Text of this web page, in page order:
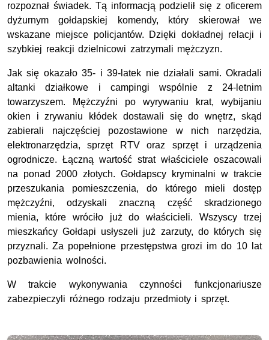
rozpoznał świadek. Tą informacją podzielił się z oficerem
dyżurnym gołdapskiej komendy, który skierował we
wskazane miejsce policjantów. Dzięki dokładnej relacji i
szybkiej reakcji dzielnicowi zatrzymali mężczyzn.
Jak się okazało 35- i 39-latek nie działali sami. Okradali
altanki działkowe i campingi wspólnie z 24-letnim
towarzyszem. Mężczyźni po wyrywaniu krat, wybijaniu
okien i zrywaniu kłódek dostawali się do wnętrz, skąd
zabierali najczęściej pozostawione w nich narzędzia,
elektronarzędzia, sprzęt RTV oraz sprzęt i urządzenia
ogrodnicze. Łączną wartość strat właściciele oszacowali
na ponad 2000 złotych. Gołdapscy kryminalni w trakcie
przeszukania pomieszczenia, do którego mieli dostęp
mężczyźni, odzyskali znaczną część skradzionego
mienia, które wróciło już do właścicieli. Wszyscy trzej
mieszkańcy Gołdapi usłyszeli już zarzuty, do których się
przyznali. Za popełnione przestępstwa grozi im do 10 lat
pozbawienia wolności.
W trakcie wykonywania czynności funkcjonariusze
zabezpieczyli różnego rodzaju przedmioty i sprzęt.